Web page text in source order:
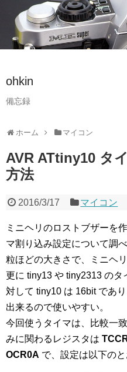
ohkin
備忘録
ホーム マイコン
AVR ATtiny10 タ
方法
2016/3/17 マイコン
ミニヘリのロストブザーを
マ割り込み設定について調
粒ほどの大きさで、ミニヘ
更に tiny13 や tiny2313 のタ
対して tiny10 は 16bit であ
出来るので使いやすい。
今回使うタイマは、比較一
みに関わるレジスタは
OCR0A で、設定は以下のと